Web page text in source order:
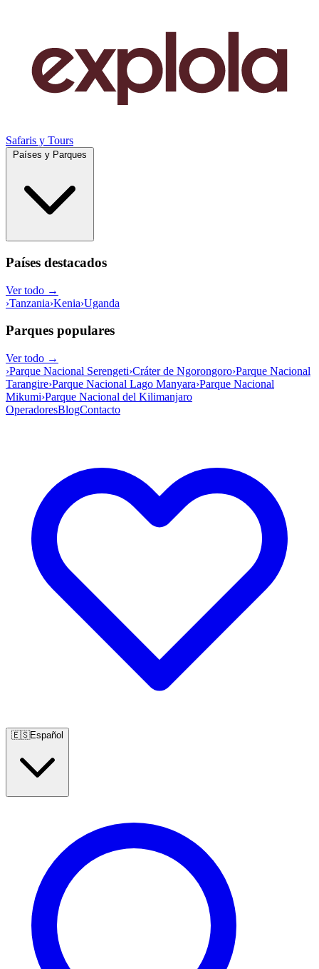
Safaris y Tours
Países destacados
Ver todo →
›Tanzania›Kenia›Uganda
Parques populares
Ver todo →
›Parque Nacional Serengeti›Cráter de Ngorongoro›Parque Nacional
Tarangire›Parque Nacional Lago Manyara›Parque Nacional
Mikumi›Parque Nacional del Kilimanjaro
OperadoresBlogContacto
🇪🇸Español